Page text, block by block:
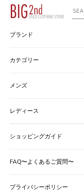
コンテンツへスキップ
ヴィンテージ古着のオンラ
ブランド
カテゴリー
メンズ
レディース
ショッピングガイド
FAQ〜よくあるご質問〜
プライバシーポリシー